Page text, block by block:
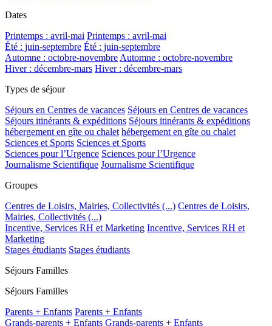
Dates
Printemps : avril-mai Printemps : avril-mai
Été : juin-septembre Été : juin-septembre
Automne : octobre-novembre Automne : octobre-novembre
Hiver : décembre-mars Hiver : décembre-mars
Types de séjour
Séjours en Centres de vacances Séjours en Centres de vacances
Séjours itinérants & expéditions Séjours itinérants & expéditions
hébergement en gîte ou chalet hébergement en gîte ou chalet
Sciences et Sports Sciences et Sports
Sciences pour l’Urgence Sciences pour l’Urgence
Journalisme Scientifique Journalisme Scientifique
Groupes
Centres de Loisirs, Mairies, Collectivités (...) Centres de Loisirs,
Mairies, Collectivités (...)
Incentive, Services RH et Marketing Incentive, Services RH et
Marketing
Stages étudiants Stages étudiants
Séjours Familles
Séjours Familles
Parents + Enfants Parents + Enfants
Grands-parents + Enfants Grands-parents + Enfants